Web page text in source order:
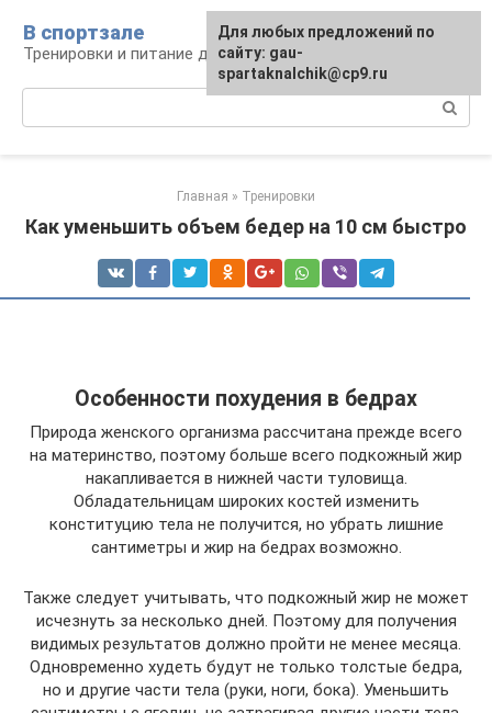
контенту
В спортзале
Тренировки и питание для здоровья
Главная » Тренировки
Как уменьшить объем бедер на 10 см быстро
Особенности похудения в бедрах
Природа женского организма рассчитана прежде всего
на материнство, поэтому больше всего подкожный жир
накапливается в нижней части туловища.
Обладательницам широких костей изменить
конституцию тела не получится, но убрать лишние
сантиметры и жир на бедрах возможно.
Также следует учитывать, что подкожный жир не может
исчезнуть за несколько дней. Поэтому для получения
видимых результатов должно пройти не менее месяца.
Одновременно худеть будут не только толстые бедра,
но и другие части тела (руки, ноги, бока). Уменьшить
Для любых предложений по
сайту: gau-
spartaknalchik@cp9.ru